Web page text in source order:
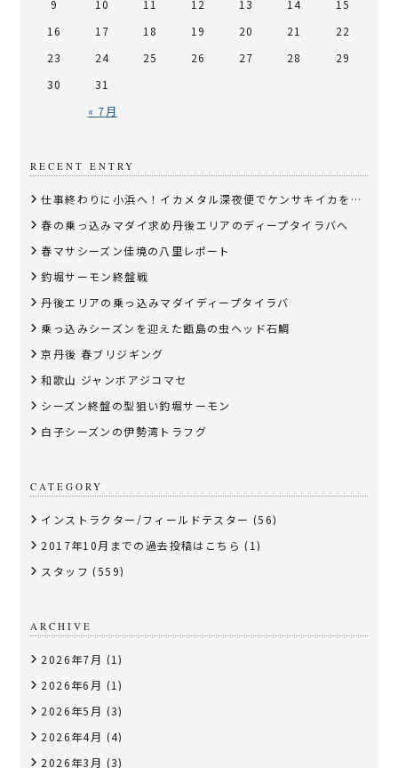
« 7月
9
10 11 12 13 14
15
16
17 18 19 20 21
22
23
24 25 26 27 28
29
30
31
RECENT ENTRY
仕事終わりに小浜へ！イカメタル深夜便でケンサキイカを狙う
春の乗っ込みマダイ求め丹後エリアのディープタイラバへ
春マサシーズン佳境の八里レポート
釣堀サーモン終盤戦
丹後エリアの乗っ込みマダイディープタイラバ
乗っ込みシーズンを迎えた甑島の虫ヘッド石鯛
京丹後 春ブリジギング
和歌山 ジャンボアジコマセ
シーズン終盤の型狙い釣堀サーモン
白子シーズンの伊勢湾トラフグ
CATEGORY
インストラクター/フィールドテスター (56)
2017年10月までの過去投稿はこちら (1)
スタッフ (559)
ARCHIVE
2026年7月 (1)
2026年6月 (1)
2026年5月 (3)
2026年4月 (4)
2026年3月 (3)